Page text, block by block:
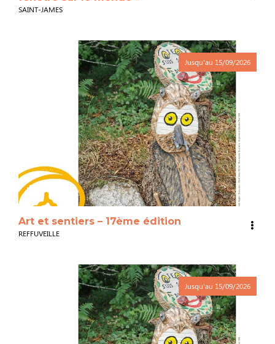
SAINT-JAMES
Jusqu'au 15/09/2026
Art et sentiers – 17ème édition
REFFUVEILLE
Jusqu'au 15/09/2026